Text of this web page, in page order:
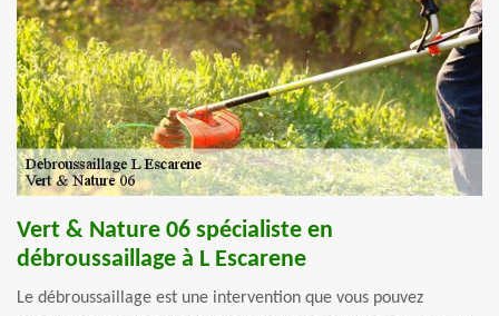
Vert & Nature 06 spécialiste en
débroussaillage à L Escarene
Le débroussaillage est une intervention que vous pouvez